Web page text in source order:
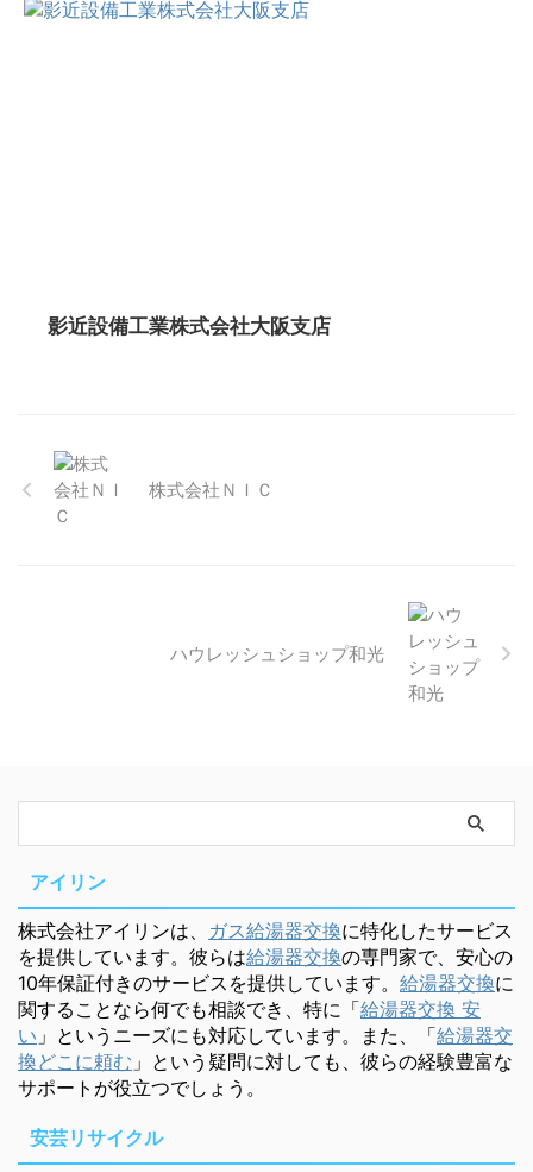
影近設備工業株式会社大阪支店
株式会社ＮＩＣ
ハウレッシュショップ和光
アイリン
株式会社アイリンは、 ガス給湯器交換に特化したサービス
を提供しています。彼らは給湯器交換の専門家で、安心の
10年保証付きのサービスを提供しています。 給湯器交換に
関することなら何でも相談でき、特に「給湯器交換 安
い 」というニーズにも対応しています。また、「給湯器交
換どこに頼む 」という疑問に対しても、彼らの経験豊富な
サポートが役立つでしょう。
安芸リサイクル